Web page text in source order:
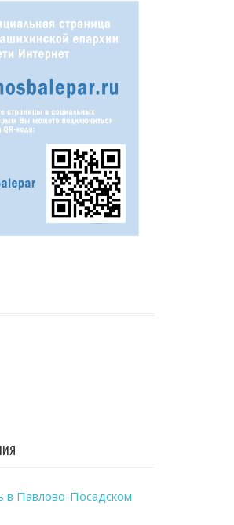
в Павлово-Посадском